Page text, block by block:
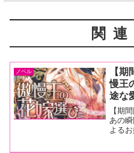
関
ノベル
【
慢王
途な
【期
あの
よる